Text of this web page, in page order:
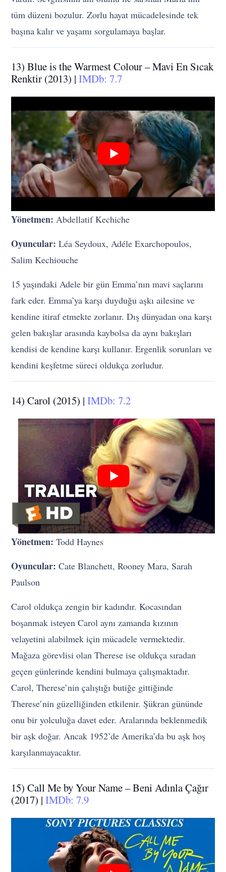
tüm düzeni bozulur. Zorlu hayat mücadelesinde tek
başına kalır ve yaşamı sorgulamaya başlar.
13) Blue is the Warmest Colour – Mavi En Sıcak
Renktir (2013) |IMDb: 7.7
Yönetmen: Abdellatif Kechiche
Oyuncular: Léa Seydoux, Adéle Exarchopoulos,
Salim Kechiouche
15 yaşındaki Adele bir gün Emma’nın mavi saçlarını
fark eder. Emma’ya karşı duyduğu aşkı ailesine ve
kendine itiraf etmekte zorlanır. Dış dünyadan ona karşı
gelen bakışlar arasında kaybolsa da aynı bakışları
kendisi de kendine karşı kullanır. Ergenlik sorunları ve
kendini keşfetme süreci oldukça zorludur.
14) Carol (2015) |IMDb: 7.2
Yönetmen: Todd Haynes
Oyuncular: Cate Blanchett, Rooney Mara, Sarah
Paulson
Carol oldukça zengin bir kadındır. Kocasından
boşanmak isteyen Carol aynı zamanda kızının
velayetini alabilmek için mücadele vermektedir.
Mağaza görevlisi olan Therese ise oldukça sıradan
geçen günlerinde kendini bulmaya çalışmaktadır.
Carol, Therese’nin çalıştığı butiğe gittiğinde
Therese’nin güzelliğinden etkilenir. Şükran gününde
onu bir yolculuğa davet eder. Aralarında beklenmedik
bir aşk doğar. Ancak 1952’de Amerika’da bu aşk hoş
karşılanmayacaktır.
15) Call Me by Your Name – Beni Adınla Çağır
(2017) |IMDb: 7.9